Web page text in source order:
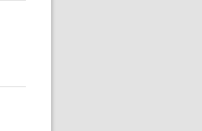
Заповед № 600/13.07.2022 г. на